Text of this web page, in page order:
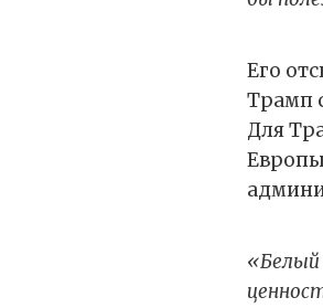
Его
Трамп
Для
«Белый